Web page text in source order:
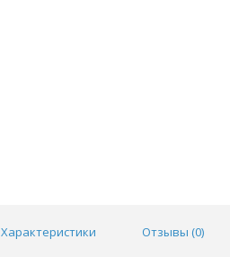
Характеристики Отзывы (0)